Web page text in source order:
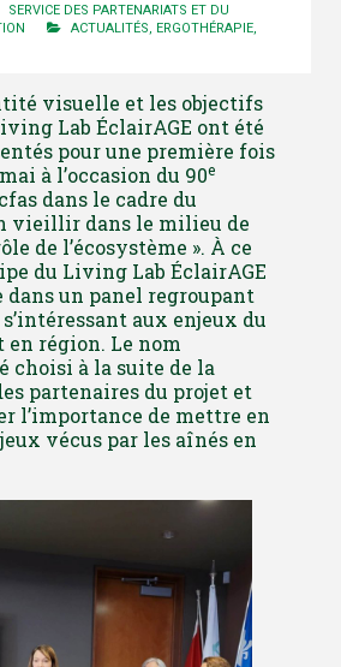
SERVICE DES PARTENARIATS ET DU
ACTUALITÉS, ERGOTHÉRAPIE,
visuelle et les objectifs
Lab ÉclairAGE ont été
pour une première fois
à l’occasion du 90e
dans le cadre du
vieillir dans le milieu de
de l’écosystème ». À ce
du Living Lab ÉclairAGE
dans un panel regroupant
aux enjeux du
région. Le nom
choisi à la suite de la
partenaires du projet et
l’importance de mettre en
vécus par les aînés en